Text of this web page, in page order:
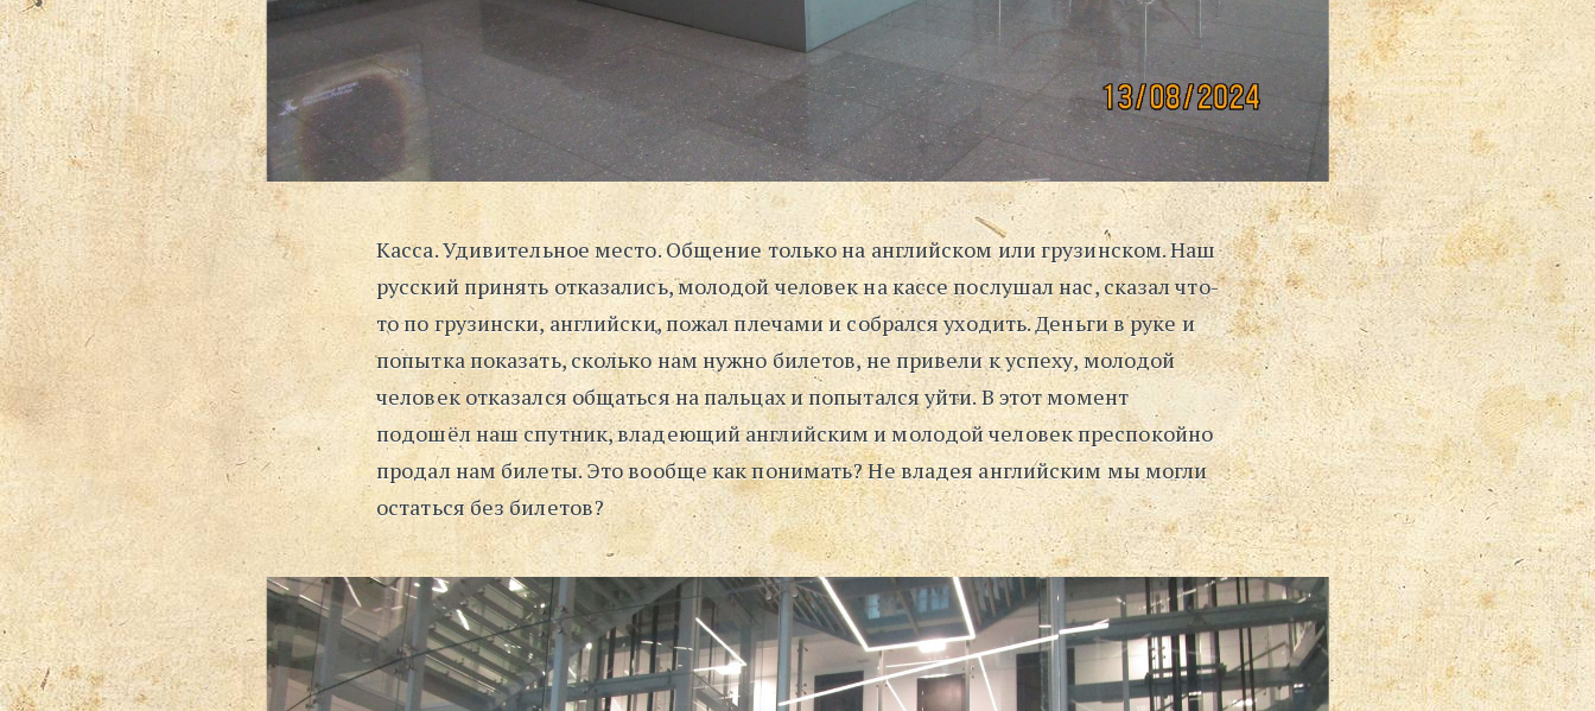
Касса. Удивительное место. Общение только на английском или грузинском. Наш
русский принять отказались, молодой человек на кассе послушал нас, сказал что-
то по грузински, английски, пожал плечами и собрался уходить. Деньги в руке и
попытка показать, сколько нам нужно билетов, не привели к успеху, молодой
человек отказался общаться на пальцах и попытался уйти. В этот момент
подошёл наш спутник, владеющий английским и молодой человек преспокойно
продал нам билеты. Это вообще как понимать? Не владея английским мы могли
остаться без билетов?